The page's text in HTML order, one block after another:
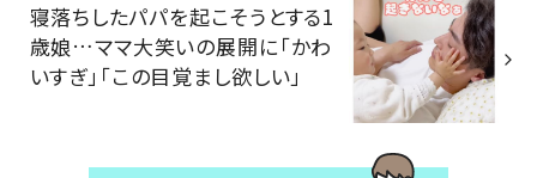
寝落ちしたパパを起こそうとする1
歳娘…ママ大笑いの展開に「かわ
いすぎ」「この目覚まし欲しい」